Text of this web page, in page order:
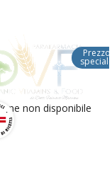
non disponibile
Prezzo